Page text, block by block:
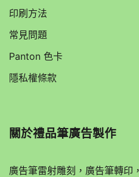
印刷方法
常見問題
Panton 色卡
隱私權條款
關於禮品筆廣告製作
廣告筆雷射雕刻，廣告筆轉印